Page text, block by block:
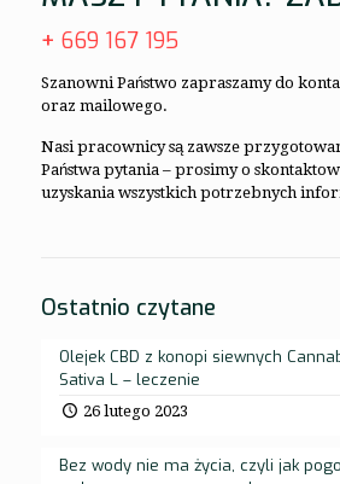
+ 669 167 195
Szanowni Państwo zapraszamy do
oraz mailowego.
Nasi pracownicy są zawsze
Państwa pytania – prosimy o
uzyskania wszystkich potrzebnych
Ostatnio czytane
Olejek CBD z konopi siewnych
Sativa L – leczenie
26 lutego 2023
Bez wody nie ma życia, czyli jak